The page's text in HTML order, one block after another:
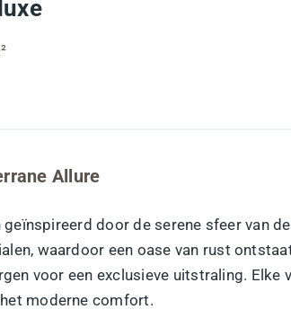
Allure
geïnspireerd door de serene sfeer van
waardoor een oase van rust
voor een exclusieve uitstraling.
moderne comfort.